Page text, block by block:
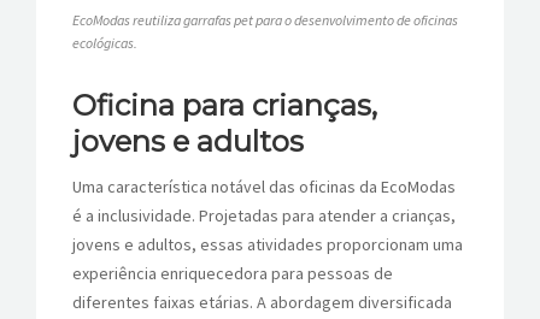
EcoModas reutiliza garrafas pet para o desenvolvimento de oficinas
ecológicas.
Oficina para crianças,
jovens e adultos
Uma característica notável das oficinas da EcoModas
é a inclusividade. Projetadas para atender a crianças,
jovens e adultos, essas atividades proporcionam uma
experiência enriquecedora para pessoas de
diferentes faixas etárias. A abordagem diversificada